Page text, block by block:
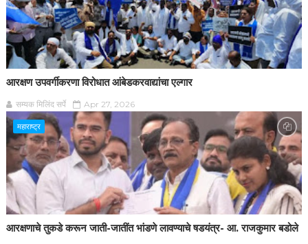
आरक्षण उपवर्गीकरणा विरोधात आंबेडकरवाद्यांचा एल्गार
सम्यक मिलिंद सर्पे Apr 27, 2026
महाराष्ट्र
आरक्षणाचे तुकडे करून जाती-जातींत भांडणे लावण्याचे षडयंत्र- आ. राजकुमार बडोले